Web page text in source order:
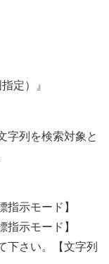
定）』
字列を検索対象と
示モード】
示モード】
下さい。【文字列